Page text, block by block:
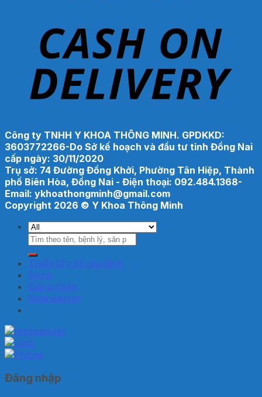
Công ty TNHH Y KHOA THÔNG MINH. GPDKKD:
3603772266-Do Sở kế hoạch và đầu tư tỉnh Đồng Nai
cấp ngày: 30/11/2020
Trụ sở: 74 Đường Đồng Khởi, Phường Tân Hiệp, Thành
phố Biên Hòa, Đồng Nai - Điện thoại: 092.484.1368-
Email: ykhoathongminh@gmail.com
Copyright 2026 © Y Khoa Thông Minh
Tìm
Thiết bị y tế gia đình
Shop
Đăng nhập
Newsletter
Đăng nhập